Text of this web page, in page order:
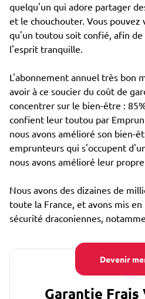
Devenir
quelqu'un qui adore partager
et le chouchouter. Vous pouvez
qu'un toutou soit confié, afin
l'esprit tranquille.
L'abonnement annuel très bon
avoir à ce soucier du coût de
concentrer sur le bien-être :
confient leur toutou par
nous avons amélioré son bien-
emprunteurs qui s'occupent
nous avons amélioré leur
Nous avons des dizaines de
toute la France, et avons mis
sécurité draconiennes,
Garantie